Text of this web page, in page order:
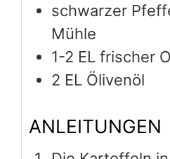
schwarzer
Mühle
1-2 EL frischer
2 EL Ölivenöl
ANLEITUNGEN